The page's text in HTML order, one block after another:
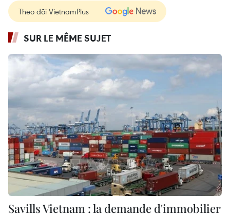
Theo dõi VietnamPlus
SUR LE MÊME SUJET
Savills Vietnam : la demande d'immobilier